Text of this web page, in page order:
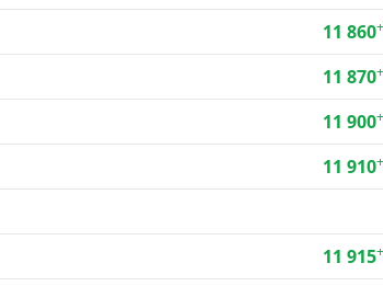
11 860
11 870
11 900
11 910
11 915